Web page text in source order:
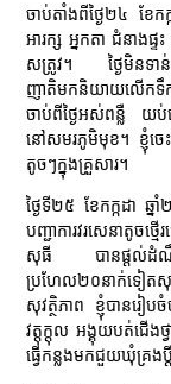
ចាប់តាំងពីថ្ងៃ២៤ ខែ
អារក្ស អ្នកតា ជំនាងផ្
សត្រូវ។ ថ្ងៃមិនទាន់
ញាតិមកនិយាយលើកទឹកចិ
ចាប់ពីថ្ងៃអស់ពន្លឺ យប់
នៅសមរភូមិមុខ។ ខ្ញុំចេ
តូចៗក្នុងគ្រួសារ។
ថ្ងៃទី២៥ ខែកក្កដា
បញ្ជាការវរសេនាតូច
សុធី បានផ្តល់ដំណឹងថ
ប្រហែល២០នាក់ទៀត
សុវត្ថិភាព ខ្ញុំបានរៀប
វត្តុក្តុល អង្គុយបត់ជើង
ធ្វើកន្លងមកជួយឃុំគ្រ